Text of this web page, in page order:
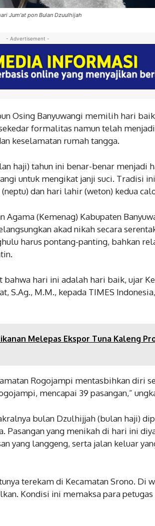
Jum'at pon Bulan Dzuulhijah
- Advertisement -
Osing Banyuwangi memilih hari
formalitas namun telah
keselamatan rumah tangga.
haji) tahun ini benar-benar menjadi
untuk mengikat janji suci. Tradisi
dan hari lahir (weton) kedua
(Kemenag) Kabupaten
akad nikah secara
harus pontang-panting, bahkan
bahwa hari ini adalah hari baik, ujar
S.Ag., M.M., kepada TIMES
Melepas Ekspor Tuna Kaleng
Rogojampi mentasbihkan diri
mencapai 39 pasangan,”
bulan Dzulhijjah (bulan haji)
Pasangan yang menikah di hari ini
yang langgeng, serta jalan keluar
terekam di Kecamatan Srono. Di
Kondisi ini memaksa para petugas